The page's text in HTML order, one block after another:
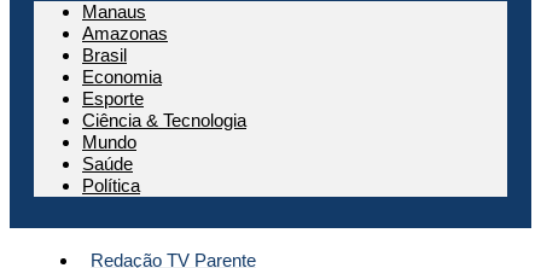
Manaus
Amazonas
Brasil
Economia
Esporte
Ciência & Tecnologia
Mundo
Saúde
Política
Redação TV Parente